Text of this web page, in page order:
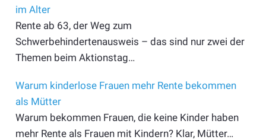
im Alter
Rente ab 63, der Weg zum
Schwerbehindertenausweis – das sind nur zwei der
Themen beim Aktionstag…
Warum kinderlose Frauen mehr Rente bekommen
als Mütter
Warum bekommen Frauen, die keine Kinder haben
mehr Rente als Frauen mit Kindern? Klar, Mütter…